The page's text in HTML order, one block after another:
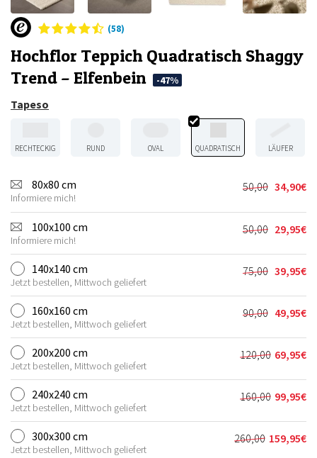
(58)
Hochflor Teppich Quadratisch Shaggy
Trend – Elfenbein
-47%
Tapeso
RECHTECKIG RUND OVAL QUADRATISCH LÄUFER
80x80 cm
Informiere mich!
50,00
Preis
war:
50,00€
34,90€
Aktueller
Preis
ist:
34,90€.
100x100 cm
Informiere mich!
50,00
Preis
war:
50,00€
29,95€
Aktueller
Preis
ist:
29,95€.
140x140 cm
Jetzt bestellen, Mittwoch geliefert
75,00
Preis
war:
75,00€
39,95€
Aktueller
Preis
ist:
39,95€.
160x160 cm
Jetzt bestellen, Mittwoch geliefert
90,00
Preis
war:
90,00€
49,95€
Aktueller
Preis
ist:
49,95€.
200x200 cm
Jetzt bestellen, Mittwoch geliefert
120,00
Preis
war:
120,00€
69,95€
Aktueller
Preis
ist:
69,95€.
240x240 cm
Jetzt bestellen, Mittwoch geliefert
160,00
Preis
war:
160,00€
99,95€
Aktueller
Preis
ist:
99,95€.
300x300 cm
Jetzt bestellen, Mittwoch geliefert
260,00 159,95€
Aktueller